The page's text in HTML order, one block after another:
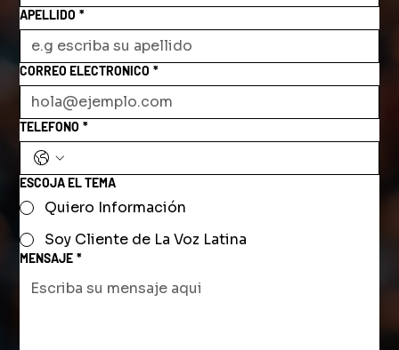
APELLIDO *
CORREO ELECTRONICO *
TELEFONO *
ESCOJA EL TEMA
Quiero Información
Soy Cliente de La Voz Latina
MENSAJE *